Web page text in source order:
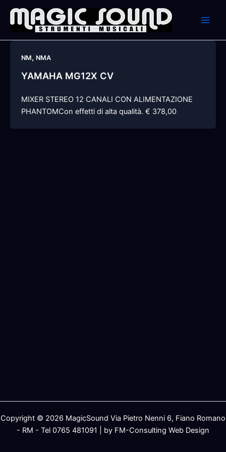
content
NM, NMA
YAMAHA MG12X CV
MIXER STEREO 12 CANALI CON ALIMENTAZIONE
PHANTOMCon effetti di alta qualità. € 378,00
Copyright © 2026 MagicSound Via Pietro Nenni 6, Fiano Romano
- RM - Tel 0765 481091 | by FM-Consulting Web Design